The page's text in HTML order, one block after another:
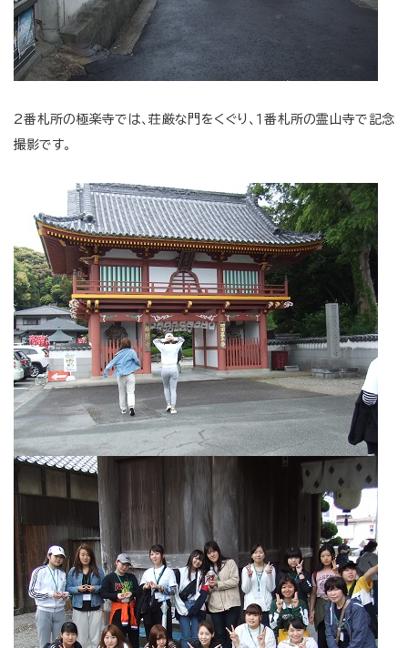
2番札所の極楽寺では、荘厳な門をくぐり、１番札所の霊山寺で記念
撮影です。